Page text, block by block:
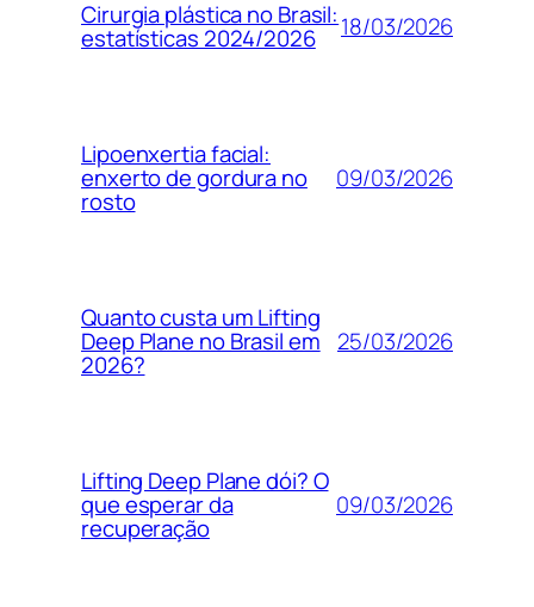
Cirurgia plástica no Brasil:
estatísticas 2024/2026 18/03/2026
Lipoenxertia facial:
enxerto de gordura no
rosto
09/03/2026
Quanto custa um Lifting
Deep Plane no Brasil em
2026?
25/03/2026
Lifting Deep Plane dói? O
que esperar da
recuperação
09/03/2026